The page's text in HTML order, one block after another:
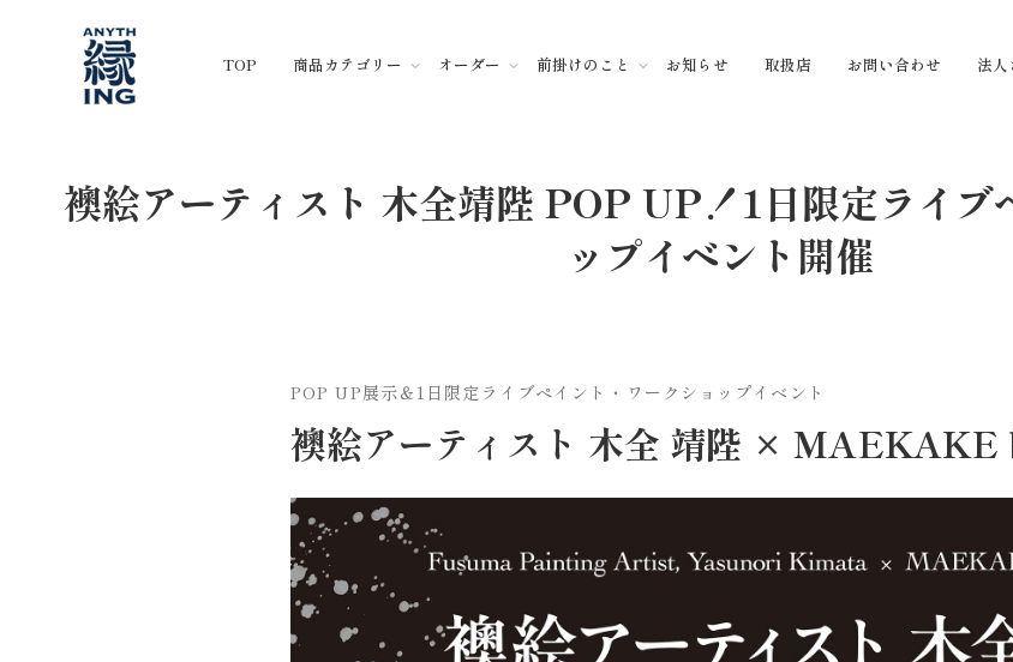
TOP 商品カテゴリー オーダー 前掛けのこと お知らせ 取扱店 お問い合わせ 法人
襖絵アーティスト 木全靖陛 POP UP！1日限定ライブ
ップイベント開催
POP UP展示＆1日限定ライブペイント・ワークショップイベント
襖絵アーティスト 木全 靖陛 ×